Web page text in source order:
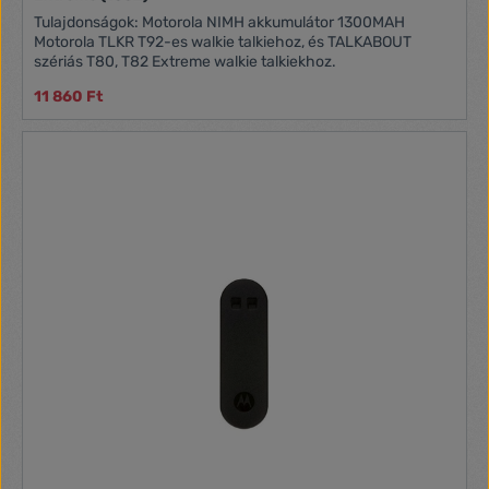
alábbi tényezőktől függ: terep, időjárási körülmények,
elektromágneses zavarok, akadályok. **A törvény szerint
Oroszországban 8 csatornára korlátozódik. Lásd a
alapján.
Tulajdonságok: Motorola NIMH akkumulátor 1300MAH
Motorola TLKR T92-es walkie talkiehoz, és TALKABOUT
szériás T80, T82 Extreme walkie talkiekhoz.
11 860 Ft